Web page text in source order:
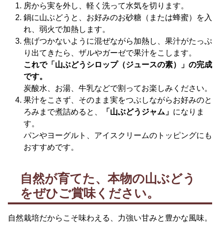
房から実を外し、軽く洗って水気を切ります。
鍋に山ぶどうと、お好みのお砂糖（または蜂蜜）を入
れ、弱火で加熱します。
焦げつかないように混ぜながら加熱し、果汁がたっぷ
り出てきたら、ザルやガーゼで果汁をこします。
これで「山ぶどうシロップ（ジュースの素）」の完成
です。
炭酸水、お湯、牛乳などで割ってお楽しみください。
果汁をこさず、そのまま実をつぶしながらお好みのと
ろみまで煮詰めると、
「山ぶどうジャム」 になりま
す。
パンやヨーグルト、アイスクリームのトッピングにも
おすすめです。
自然が育てた、本物の山ぶどう
をぜひご賞味ください。
自然栽培だからこそ味わえる、力強い甘みと豊かな風味。